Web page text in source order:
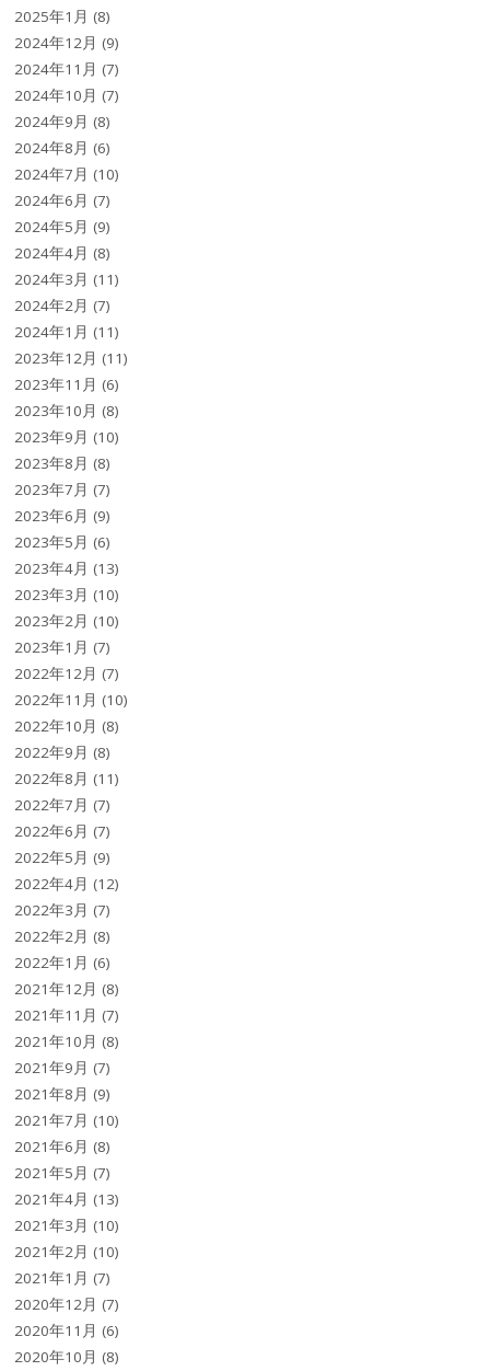
2025年1月 (8)
2024年12月 (9)
2024年11月 (7)
2024年10月 (7)
2024年9月 (8)
2024年8月 (6)
2024年7月 (10)
2024年6月 (7)
2024年5月 (9)
2024年4月 (8)
2024年3月 (11)
2024年2月 (7)
2024年1月 (11)
2023年12月 (11)
2023年11月 (6)
2023年10月 (8)
2023年9月 (10)
2023年8月 (8)
2023年7月 (7)
2023年6月 (9)
2023年5月 (6)
2023年4月 (13)
2023年3月 (10)
2023年2月 (10)
2023年1月 (7)
2022年12月 (7)
2022年11月 (10)
2022年10月 (8)
2022年9月 (8)
2022年8月 (11)
2022年7月 (7)
2022年6月 (7)
2022年5月 (9)
2022年4月 (12)
2022年3月 (7)
2022年2月 (8)
2022年1月 (6)
2021年12月 (8)
2021年11月 (7)
2021年10月 (8)
2021年9月 (7)
2021年8月 (9)
2021年7月 (10)
2021年6月 (8)
2021年5月 (7)
2021年4月 (13)
2021年3月 (10)
2021年2月 (10)
2021年1月 (7)
2020年12月 (7)
2020年11月 (6)
2020年10月 (8)